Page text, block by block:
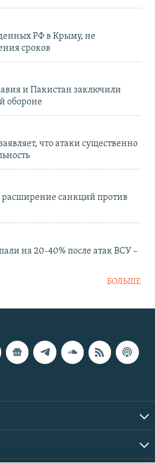
РФ в Крыму, не
сроков
и Пакистан заключили
обороне
что атаки существенно
санкций против
на 20-40% после атак ВСУ –
БОЛЬШЕ